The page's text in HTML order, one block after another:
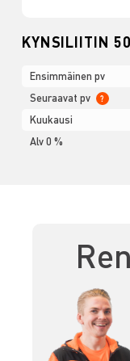
KYNSILIITIN
Ensimmäinen pv
Seuraavat pv ?
Kuukausi
Alv 0 %